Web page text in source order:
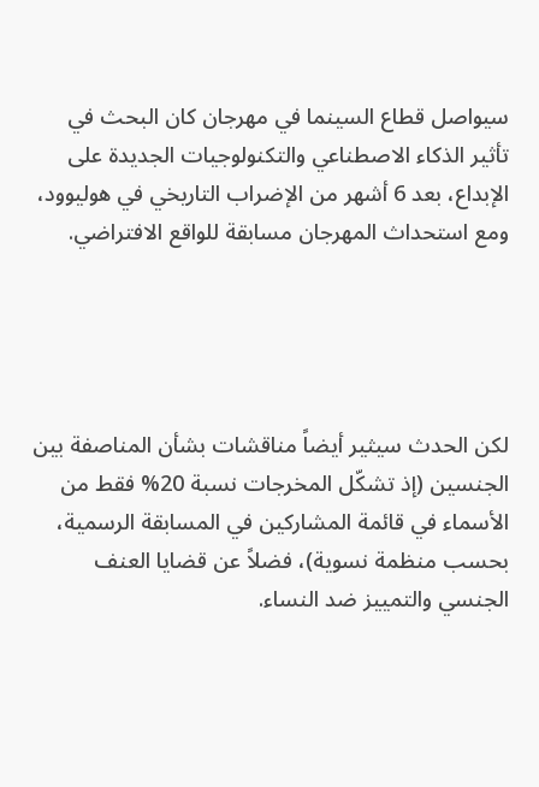
سيواصل قطاع السينما في مهرجان كان البحث في
تأثير الذكاء الاصطناعي والتكنولوجيات الجديدة على
الإبداع، بعد 6 أشهر من الإضراب التاريخي في هوليوود،
ومع استحداث المهرجان مسابقة للواقع الافتراضي.
لكن الحدث سيثير أيضاً مناقشات بشأن المناصفة بين
الجنسين (إذ تشكّل المخرجات نسبة 20% فقط من
الأسماء في قائمة المشاركين في المسابقة الرسمية،
بحسب منظمة نسوية)، فضلاً عن قضايا العنف
الجنسي والتمييز ضد النساء.